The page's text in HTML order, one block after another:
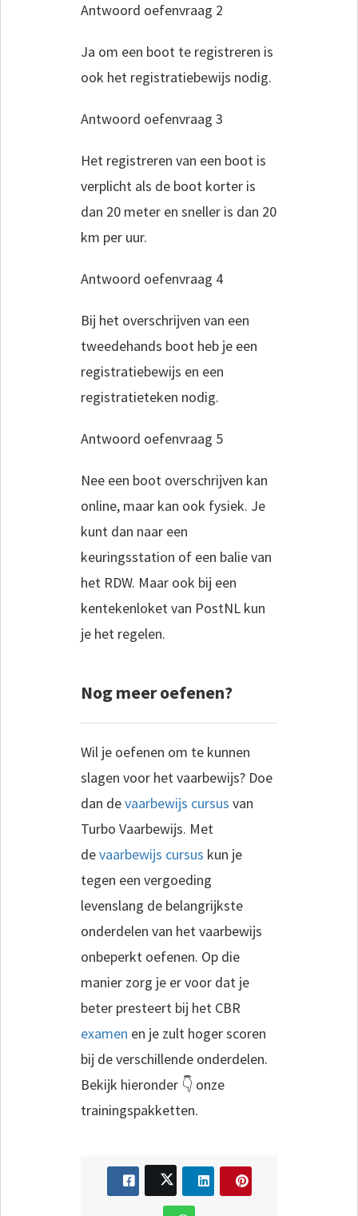
Antwoord oefenvraag 2
Ja om een boot te registreren is
ook het registratiebewijs nodig.
Antwoord oefenvraag 3
Het registreren van een boot is
verplicht als de boot korter is
dan 20 meter en sneller is dan 20
km per uur.
Antwoord oefenvraag 4
Bij het overschrijven van een
tweedehands boot heb je een
registratiebewijs en een
registratieteken nodig.
Antwoord oefenvraag 5
Nee een boot overschrijven kan
online, maar kan ook fysiek. Je
kunt dan naar een
keuringsstation of een balie van
het RDW. Maar ook bij een
kentekenloket van PostNL kun
je het regelen.
Nog meer oefenen?
Wil je oefenen om te kunnen
slagen voor het vaarbewijs? Doe
dan devaarbewijs cursus van
Turbo Vaarbewijs. Met
devaarbewijs cursus kun je
tegen een vergoeding
levenslang de belangrijkste
onderdelen van het vaarbewijs
onbeperkt oefenen. Op die
manier zorg je er voor dat je
beter presteert bij het CBR
examen en je zult hoger scoren
bij de verschillende onderdelen.
Bekijk hieronder 👇 onze
trainingspakketten.